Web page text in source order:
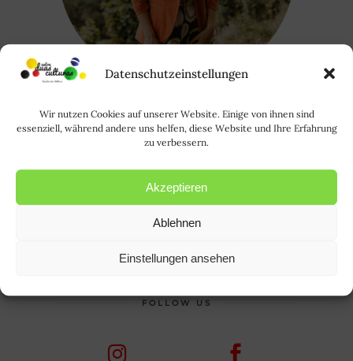
Datenschutzeinstellungen
Wir nutzen Cookies auf unserer Website. Einige von ihnen sind
essenziell, während andere uns helfen, diese Website und Ihre Erfahrung
zu verbessern.
Akzeptieren
Ablehnen
Einstellungen ansehen
Oi, eu sou a Rode. Saiba mais sobre
erfahrt ihr mehr über mich.
Suchen
FOLLOW US